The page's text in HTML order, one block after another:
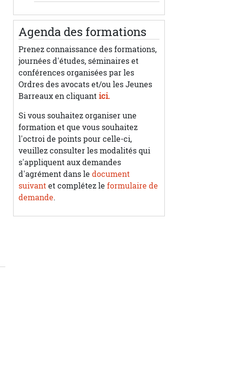
Agenda des formations
Prenez connaissance des formations,
journées d'études, séminaires et
conférences organisées par les
Ordres des avocats et/ou les Jeunes
Barreaux en cliquantici.
Si vous souhaitez organiser une
formation et que vous souhaitez
l'octroi de points pour celle-ci,
veuillez consulter les modalités qui
s'appliquent aux demandes
d'agrément dans ledocument
suivantet complétez leformulaire de
demande.